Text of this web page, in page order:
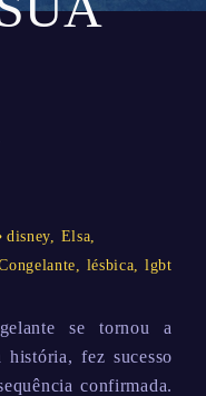
disney, Elsa,
, lésbica, lgbt
se tornou a
fez sucesso
confirmada.